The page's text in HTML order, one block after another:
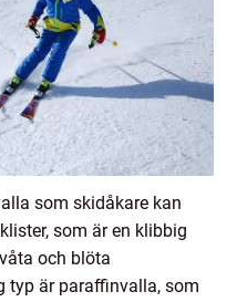
som skidåkare kan
som är en klibbig
och blöta
typ är paraffinvalla, som